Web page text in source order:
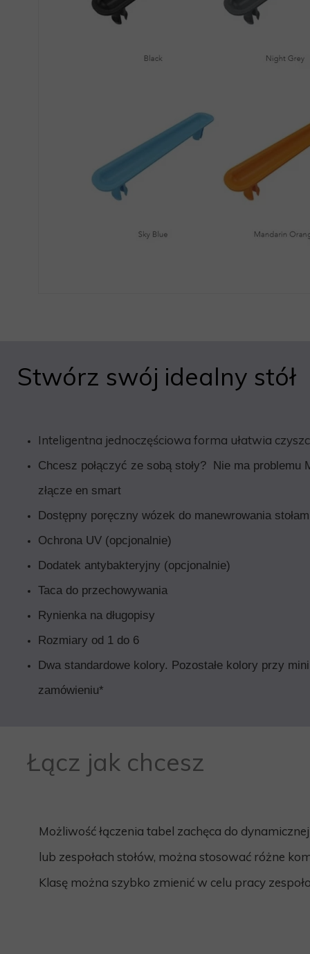
Łącz jak chcesz
Stwórz swój idealny stół
Możliwość łączenia tabel zachęca do
lub zespołach stołów, można stosować różne
Klasę można szybko zmienić w celu pracy
Inteligentna jednoczęściowa forma ułatwia
Chcesz połączyć ze sobą stoły? Nie ma problemu
złącze en smart
Dostępny poręczny wózek do manewrowania
Ochrona UV (opcjonalnie)
Dodatek antybakteryjny (opcjonalnie)
Taca do przechowywania
Rynienka na długopisy
Rozmiary od 1 do 6
Dwa standardowe kolory. Pozostałe kolory przy
zamówieniu*